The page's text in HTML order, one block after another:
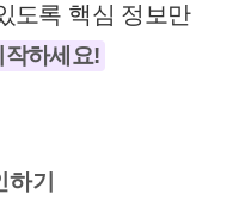
도록 핵심 정보만
작하세요!
기